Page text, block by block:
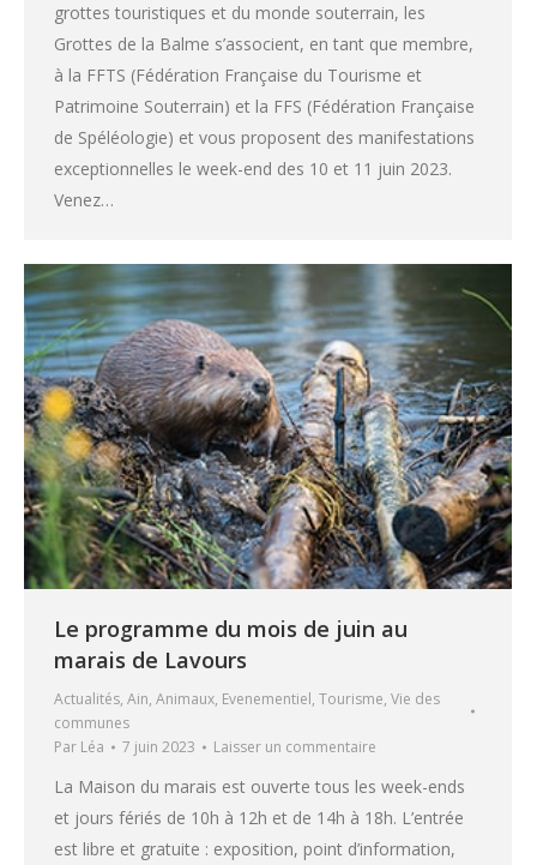
grottes touristiques et du monde souterrain, les
Grottes de la Balme s’associent, en tant que membre,
à la FFTS (Fédération Française du Tourisme et
Patrimoine Souterrain) et la FFS (Fédération Française
de Spéléologie) et vous proposent des manifestations
exceptionnelles le week-end des 10 et 11 juin 2023.
Venez…
Le programme du mois de juin au
marais de Lavours
Actualités, Ain, Animaux, Evenementiel, Tourisme, Vie des
communes
Par Léa 7 juin 2023 Laisser un commentaire
La Maison du marais est ouverte tous les week-ends
et jours fériés de 10h à 12h et de 14h à 18h. L’entrée
est libre et gratuite : exposition, point d’information,